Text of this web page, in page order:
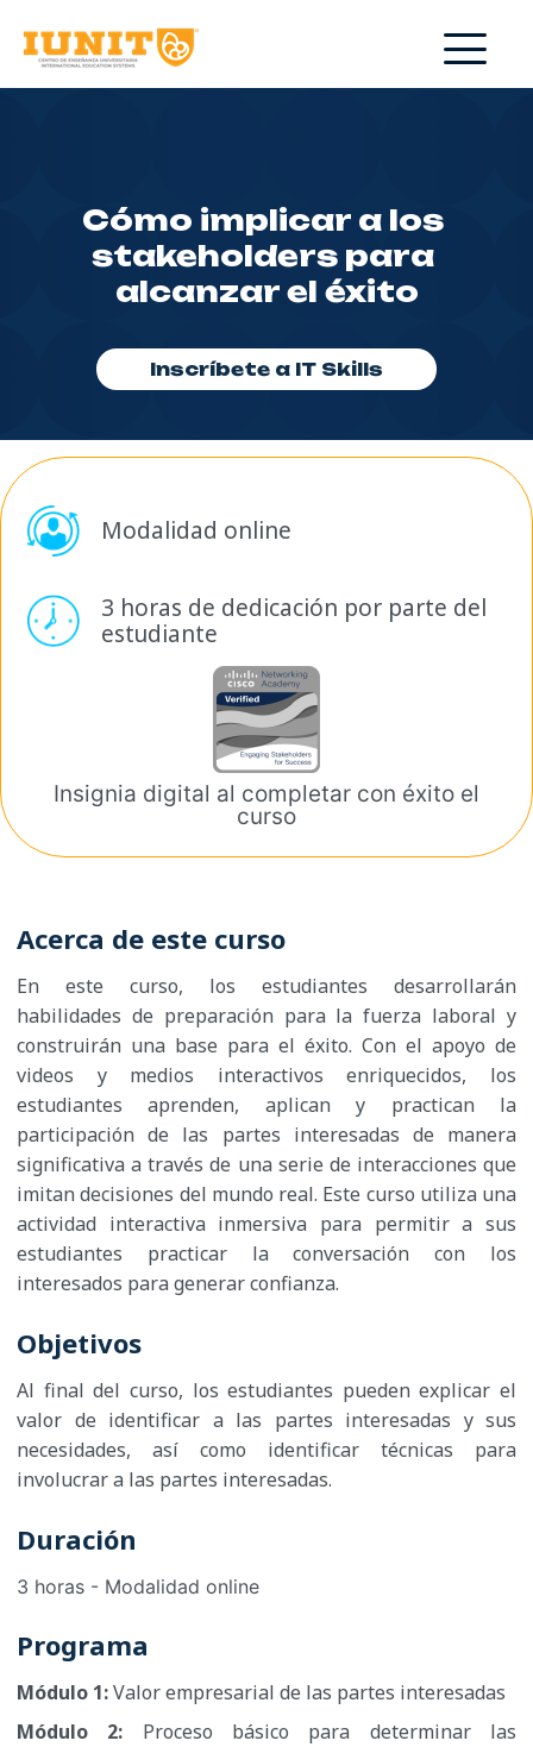
Cómo implicar a los
stakeholders para
alcanzar el éxito
Inscríbete a IT Skills
Modalidad online
3 horas de dedicación por parte del
estudiante
Insignia digital al completar con éxito el
curso
Acerca de este curso
En este curso, los estudiantes desarrollarán
habilidades de preparación para la fuerza laboral y
construirán una base para el éxito. Con el apoyo de
videos y medios interactivos enriquecidos, los
estudiantes aprenden, aplican y practican la
participación de las partes interesadas de manera
significativa a través de una serie de interacciones que
imitan decisiones del mundo real. Este curso utiliza una
actividad interactiva inmersiva para permitir a sus
estudiantes practicar la conversación con los
interesados para generar confianza.
Objetivos
Al final del curso, los estudiantes pueden explicar el
valor de identificar a las partes interesadas y sus
necesidades, así como identificar técnicas para
involucrar a las partes interesadas.
Duración
3 horas - Modalidad online
Programa
Módulo 1:Valor empresarial de las partes interesadas
Módulo 2: Proceso básico para determinar las